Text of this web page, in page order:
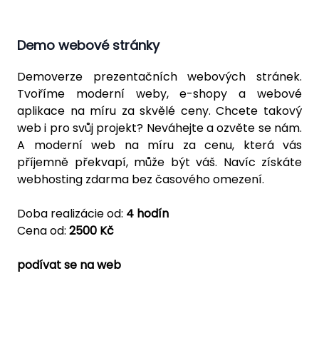
Demo webové stránky
Demoverze prezentačních webových stránek.
Tvoříme moderní weby, e-shopy a webové
aplikace na míru za skvělé ceny. Chcete takový
web i pro svůj projekt? Neváhejte a ozvěte se nám.
A moderní web na míru za cenu, která vás
příjemně překvapí, může být váš. Navíc získáte
webhosting zdarma bez časového omezení.
Doba realizácie od: 4 hodín
Cena od: 2500 Kč
podívat se na web